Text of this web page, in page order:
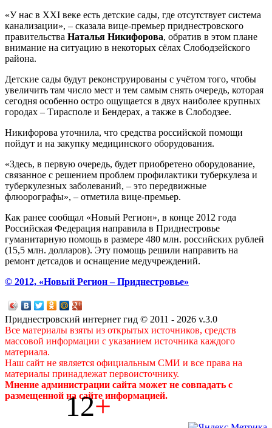
«У нас в XXI веке есть детские сады, где отсутствует система
канализации», – сказала вице-премьер приднестровского
правительства Наталья Никифорова, обратив в этом плане
внимание на ситуацию в некоторых сёлах Слободзейского
района.
Детские сады будут реконструированы с учётом того, чтобы
увеличить там число мест и тем самым снять очередь, которая
сегодня особенно остро ощущается в двух наиболее крупных
городах – Тирасполе и Бендерах, а также в Слободзее.
Никифорова уточнила, что средства российской помощи
пойдут и на закупку медицинского оборудования.
«Здесь, в первую очередь, будет приобретено оборудование,
связанное с решением проблем профилактики туберкулеза и
туберкулезных заболеваний, – это передвижные
флюорографы», – отметила вице-премьер.
Как ранее сообщал «Новый Регион», в конце 2012 года
Российская Федерация направила в Приднестровье
гуманитарную помощь в размере 480 млн. российских рублей
(15,5 млн. долларов). Эту помощь решили направить на
ремонт детсадов и оснащение медучреждений.
© 2012, «Новый Регион – Приднестровье»
Приднестровский интернет гид © 2011 - 2026 v.3.0
Все материалы взяты из открытых источников, средств
массовой информации с указанием источника каждого
материала.
Наш сайт не является официальным СМИ и все права на
материалы принадлежат первоисточнику.
Мнение администрации сайта может не совпадать с
размещенной на сайте информацией.
12+